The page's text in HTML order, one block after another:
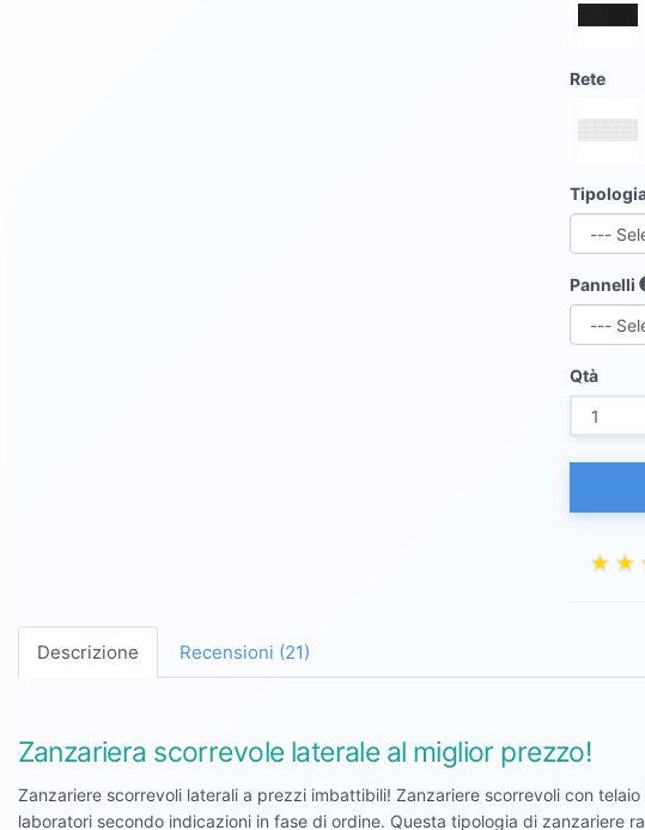
Rete
Pannelli
Qtà
Descrizione Recensioni (21)
Zanzariera scorrevole laterale al miglior prezzo!
Zanzariere scorrevoli laterali a prezzi imbattibili! Zanzariere scorrevoli con
laboratori secondo indicazioni in fase di ordine. Questa tipologia di zanzariere